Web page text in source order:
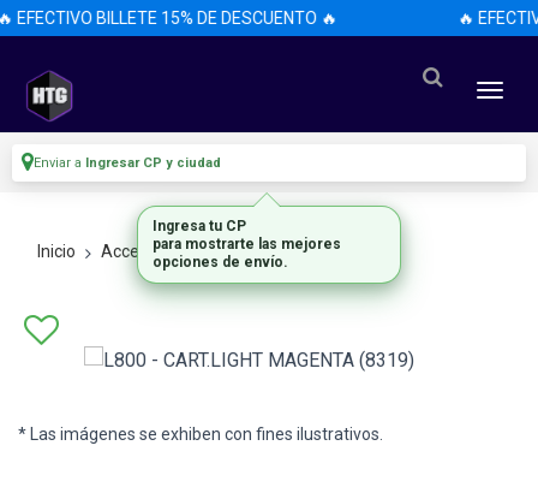
EFECTIVO BILLETE 15% DE DESCUENTO 🔥 🔥
Enviar a Ingresar CP y ciudad
Inicio Accesorios Accesorios
* Las imágenes se exhiben con fines ilustrativos.
Ingresa tu CP
para mostrarte las mejores
opciones de envío.